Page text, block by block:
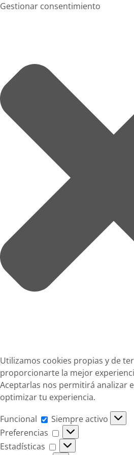
Gestionar consentimiento
Utilizamos cookies propias y de
proporcionarte la mejor
Aceptarlas nos permitirá analizar
optimizar tu experiencia.
Funcional
Funcional
Siempre activo
Preferencias
Preferencias
Estadísticas
Estadísticas